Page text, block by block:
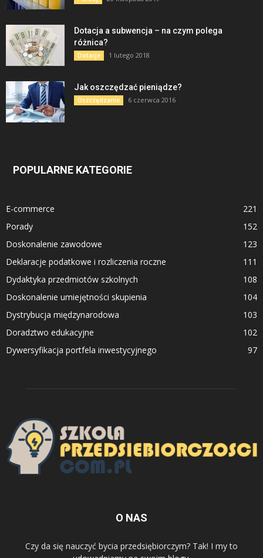
Dotacja a subwencja – na czym polega
różnica?
Dotacje 1 lutego 2018
Jak oszczędzać pieniądze?
Oszczędzanie 6 czerwca 2016
POPULARNE KATEGORIE
E-commerce
221
Porady
152
Doskonalenie zawodowe
123
Deklaracje podatkowe i rozliczenia roczne
111
Dydaktyka przedmiotów szkolnych
108
Doskonalenie umiejętności skupienia
104
Dystrybucja międzynarodowa
103
Doradztwo edukacyjne
102
Dywersyfikacja portfela inwestycyjnego
97
O NAS
Czy da się nauczyć bycia przedsiębiorczym? Tak! I my to